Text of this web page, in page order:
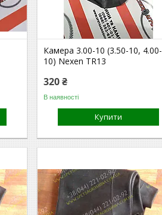
Камера 3.00-10 (3.50-10, 4.00-
10) Nexen TR13
320 ₴
В наявності
Купити